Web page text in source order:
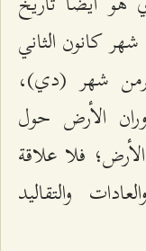
كانون الثاني
شهر (دي)،
الأرض حول
فلا علاقة
والتقاليد